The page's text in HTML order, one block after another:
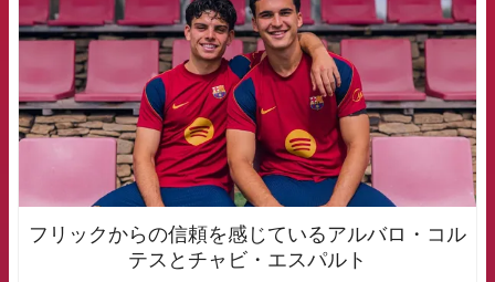
フリックからの信頼を感じているアルバロ・コル
テスとチャビ・エスパルト